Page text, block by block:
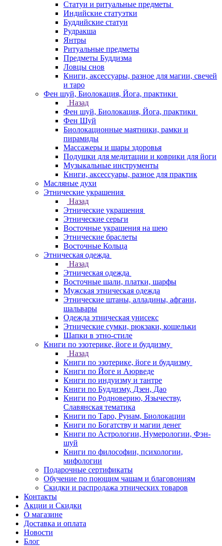
Статуи и ритуальные предметы
Индийские статуэтки
Буддийские статуи
Рудракша
Янтры
Ритуальные предметы
Предметы Буддизма
Ловцы снов
Книги, аксессуары, разное для магии, свечей
и таро
Фен шуй, Биолокация, Йога, практики
Назад
Фен шуй, Биолокация, Йога, практики
Фен Шуй
Биолокационные маятники, рамки и
пирамиды
Массажеры и шары здоровья
Подушки для медитации и коврики для йоги
Музыкальные инструменты
Книги, аксессуары, разное для практик
Масляные духи
Этнические украшения
Назад
Этнические украшения
Этнические серьги
Восточные украшения на шею
Этнические браслеты
Восточные Кольца
Этническая одежда
Назад
Этническая одежда
Восточные шали, платки, шарфы
Мужская этническая одежда
Этнические штаны, алладины, афгани,
шальвары
Одежда этническая унисекс
Этнические сумки, рюкзаки, кошельки
Шапки в этно-стиле
Книги по эзотерике, йоге и буддизму
Назад
Книги по эзотерике, йоге и буддизму
Книги по Йоге и Аюрведе
Книги по индуизму и тантре
Книги по Буддизму, Дзен, Дао
Книги по Родноверию, Язычеству,
Славянская тематика
Книги по Таро, Рунам, Биолокации
Книги по Богатству и магии денег
Книги по Астрологии, Нумерологии, Фэн-
шуй
Книги по философии, психологии,
мифологии
Подарочные сертификаты
Обучение по поющим чашам и благовониям
Скидки и распродажа этнических товаров
Контакты
Акции и Скидки
О магазине
Доставка и оплата
Новости
Блог